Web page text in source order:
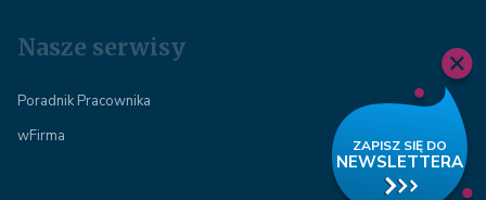
Nasze serwisy
Poradnik Pracownika
wFirma